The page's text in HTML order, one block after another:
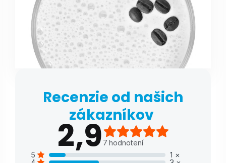
Recenzie od našich
zákazníkov
2,9 7 hodnotení
5
1 ×